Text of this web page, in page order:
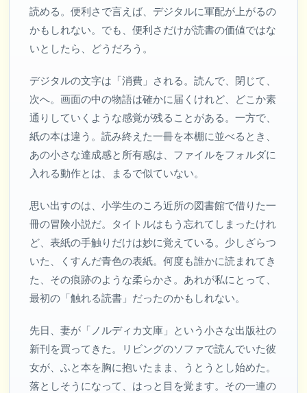
読める。便利さで言えば、デジタルに軍配が上がるの
かもしれない。でも、便利さだけが読書の価値ではな
いとしたら、どうだろう。
デジタルの文字は「消費」される。読んで、閉じて、
次へ。画面の中の物語は確かに届くけれど、どこか素
通りしていくような感覚が残ることがある。一方で、
紙の本は違う。読み終えた一冊を本棚に並べるとき、
あの小さな達成感と所有感は、ファイルをフォルダに
入れる動作とは、まるで似ていない。
思い出すのは、小学生のころ近所の図書館で借りた一
冊の冒険小説だ。タイトルはもう忘れてしまったけれ
ど、表紙の手触りだけは妙に覚えている。少しざらつ
いた、くすんだ青色の表紙。何度も誰かに読まれてき
た、その痕跡のような柔らかさ。あれが私にとって、
最初の「触れる読書」だったのかもしれない。
先日、妻が「ノルディカ文庫」という小さな出版社の
新刊を買ってきた。リビングのソファで読んでいた彼
女が、ふと本を胸に抱いたまま、うとうとし始めた。
落としそうになって、はっと目を覚ます。その一連の